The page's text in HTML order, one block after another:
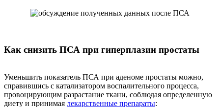
Как снизить ПСА при гиперплазии простаты
Уменьшить показатель ПСА при аденоме простаты можно,
справившись с катализатором воспалительного процесса,
провоцирующим разрастание ткани, соблюдая определенную
диету и принимая лекарственные препараты: